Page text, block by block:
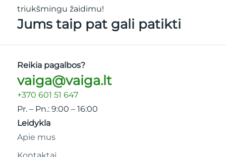
triukšmingu žaidimu!
Jums taip pat gali patikti
Reikia pagalbos?
vaiga@vaiga.lt
+370 601 51 647
Pr. – Pn.: 9:00 – 16:00
Leidykla
Apie mus
Kontaktai